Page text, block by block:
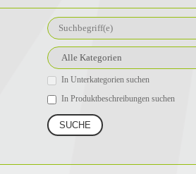
In Unterkategorien suchen
In Produktbeschreibungen suchen